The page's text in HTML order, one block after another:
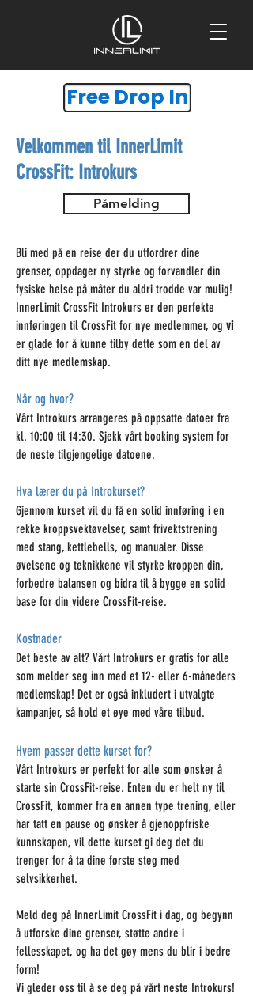
Free Drop In
Velkommen til InnerLimit
CrossFit: Introkurs
Bli med på en reise der du utfordrer dine
grenser, oppdager ny styrke og forvandler din
fysiske helse på måter du aldri trodde var mulig!
InnerLimit CrossFit Introkurs er den perfekte
innføringen til CrossFit for nye medlemmer, og vi
er glade for å kunne tilby dette som en del av
ditt nye medlemskap.
Når og hvor?
Vårt Introkurs arrangeres på oppsatte datoer fra
kl. 10:00 til 14:30. Sjekk vårt booking system for
de neste tilgjengelige datoene.
Hva lærer du på Introkurset?
Gjennom kurset vil du få en solid innføring i en
rekke kroppsvektøvelser, samt frivektstrening
med stang, kettlebells, og manualer. Disse
øvelsene og teknikkene vil styrke kroppen din,
forbedre balansen og bidra til å bygge en solid
base for din videre CrossFit-reise.
Kostnader
Det beste av alt? Vårt Introkurs er gratis for alle
som melder seg inn med et 12- eller 6-måneders
medlemskap! Det er også inkludert i utvalgte
kampanjer, så hold et øye med våre tilbud.
Hvem passer dette kurset for?
Vårt Introkurs er perfekt for alle som ønsker å
starte sin CrossFit-reise. Enten du er helt ny til
CrossFit, kommer fra en annen type trening, eller
har tatt en pause og ønsker å gjenoppfriske
kunnskapen, vil dette kurset gi deg det du
trenger for å ta dine første steg med
selvsikkerhet.
Meld deg på InnerLimit CrossFit i dag, og begynn
å utforske dine grenser, støtte andre i
fellesskapet, og ha det gøy mens du blir i bedre
form!
Vi gleder oss til å se deg på vårt neste Introkurs!
Påmelding